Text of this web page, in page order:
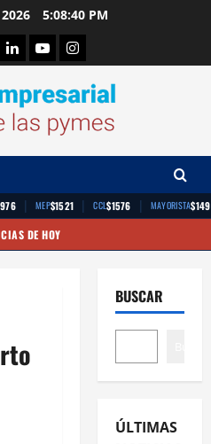
5:08:41 PM
LinkedinYoutubeInstagram
| MEP$1521 | CCL$1576 | MAYORISTA
DE HOY
BUSCAR
ÚLTIMAS